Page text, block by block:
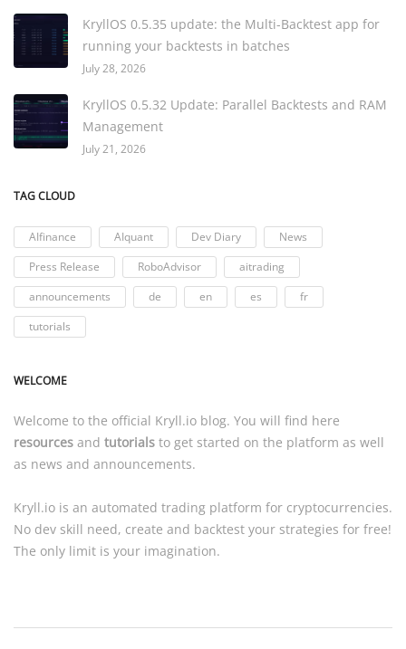
KryllOS 0.5.35 update: the Multi-Backtest app for
running your backtests in batches
July 28, 2026
KryllOS 0.5.32 Update: Parallel Backtests and RAM
Management
July 21, 2026
TAG CLOUD
AIfinance AIquant Dev Diary
News
Press Release
RoboAdvisor
aitrading
announcements
de en es
fr
tutorials
WELCOME
Welcome to the official Kryll.io blog. You will find here
resources and tutorials to get started on the platform as well
as news and announcements.
Kryll.io is an automated trading platform for cryptocurrencies.
No dev skill need, create and backtest your strategies for free!
The only limit is your imagination.